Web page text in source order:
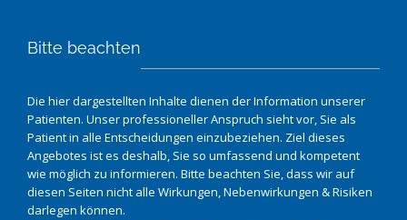
Bitte beachten
Die hier dargestellten Inhalte dienen der Information unserer
Patienten. Unser professioneller Anspruch sieht vor, Sie als
Patient in alle Entscheidungen einzubeziehen. Ziel dieses
Angebotes ist es deshalb, Sie so umfassend und kompetent
wie möglich zu informieren. Bitte beachten Sie, dass wir auf
diesen Seiten nicht alle Wirkungen, Nebenwirkungen & Risiken
darlegen können.